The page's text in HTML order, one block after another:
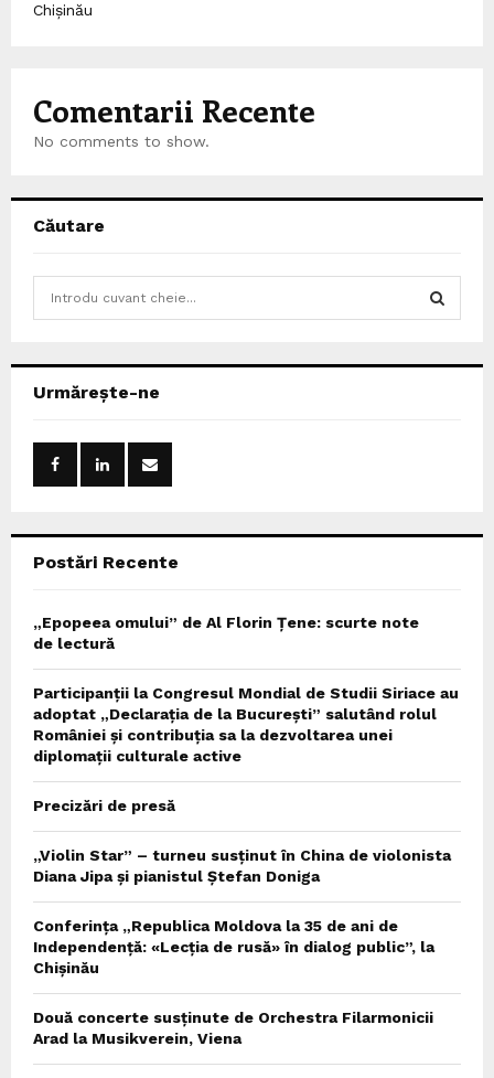
Chișinău
Comentarii Recente
No comments to show.
Căutare
h
Urmărește-ne
Postări Recente
„Epopeea omului” de Al Florin Țene: scurte note
de lectură
Participanții la Congresul Mondial de Studii Siriace au
adoptat „Declarația de la București” salutând rolul
României și contribuția sa la dezvoltarea unei
diplomații culturale active
Precizări de presă
„Violin Star” – turneu susținut în China de violonista
Diana Jipa și pianistul Ștefan Doniga
Conferința „Republica Moldova la 35 de ani de
Independență: «Lecția de rusă» în dialog public”, la
Chișinău
Două concerte susținute de Orchestra Filarmonicii
Arad la Musikverein, Viena